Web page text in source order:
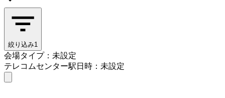
絞り込み1
会場タイプ：未設定
テレコムセンター駅日時：未設定